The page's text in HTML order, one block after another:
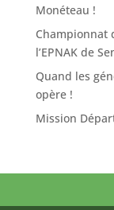
Monéteau !
Championnat
l’EPNAK de
Quand les
opère !
Mission